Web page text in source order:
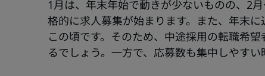
1月は、年末年始で動きが少ないものの、2
格的に求人募集が始まります。また、年末
この頃です。そのため、中途採用の転職希
るでしょう。一方で、応募数も集中しやす